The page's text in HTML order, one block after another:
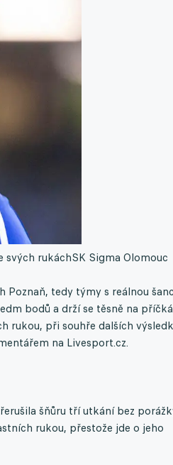
svých rukáchSK Sigma Olomouc
Poznaň, tedy týmy s reálnou
bodů a drží se těsně na
rukou, při souhře dalších
na Livesport.cz.
šňůru tří utkání bez
rukou, přestože jde o jeho